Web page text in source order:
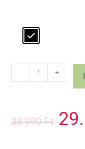
CAPRICE
bőr
mennyiség
- +
38.990Ft
Original
price
was: